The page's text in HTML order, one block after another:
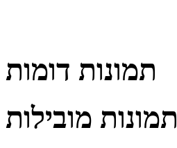
תמונות דומות
תמונות מובילות